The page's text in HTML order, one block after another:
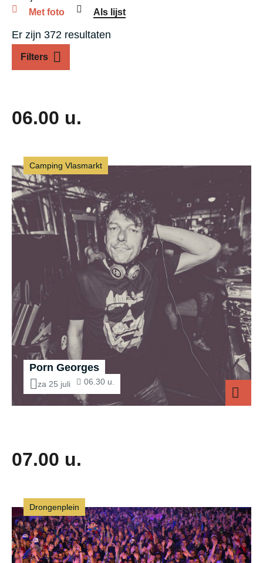
Met foto
Als lijst
Er zijn 372 resultaten
Filters
06.00 u.
Porn Georges
za 25 juli 06.30 u.
Camping Vlasmarkt
07.00 u.
Drongenplein